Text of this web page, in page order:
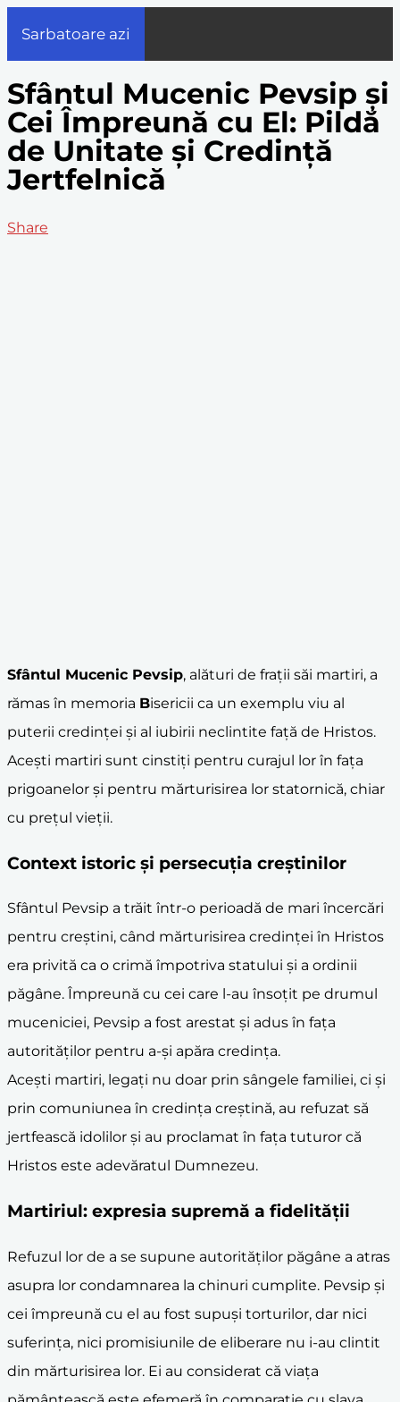
Sarbatoare azi
Sfântul Mucenic Pevsip și
Cei Împreună cu El: Pildă
de Unitate și Credință
Jertfelnică
Share
Sfântul Mucenic Pevsip, alături de frații săi martiri, a
rămas în memoria Bisericii ca un exemplu viu al
puterii credinței și al iubirii neclintite față de Hristos.
Acești martiri sunt cinstiți pentru curajul lor în fața
prigoanelor și pentru mărturisirea lor statornică, chiar
cu prețul vieții.
Context istoric și persecuția creștinilor
Sfântul Pevsip a trăit într-o perioadă de mari încercări
pentru creștini, când mărturisirea credinței în Hristos
era privită ca o crimă împotriva statului și a ordinii
păgâne. Împreună cu cei care l-au însoțit pe drumul
muceniciei, Pevsip a fost arestat și adus în fața
autorităților pentru a-și apăra credința.
Acești martiri, legați nu doar prin sângele familiei, ci și
prin comuniunea în credința creștină, au refuzat să
jertfească idolilor și au proclamat în fața tuturor că
Hristos este adevăratul Dumnezeu.
Martiriul: expresia supremă a fidelității
Refuzul lor de a se supune autorităților păgâne a atras
asupra lor condamnarea la chinuri cumplite. Pevsip și
cei împreună cu el au fost supuși torturilor, dar nici
suferința, nici promisiunile de eliberare nu i-au clintit
din mărturisirea lor. Ei au considerat că viața